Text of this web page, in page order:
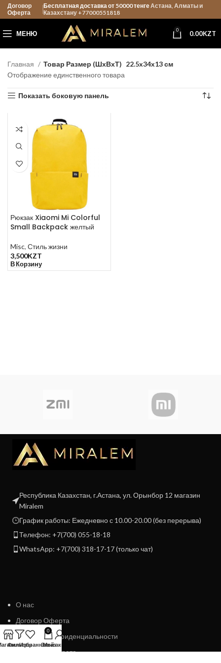
Договор
Оферта
Бесплатная доставка от 50000 тенгеАстана, Алматы и
Казахстану +77000551818
МЕНЮ 0 0.00KZT
Главная Товар Размер (ШхВхТ) 22.5x34x13 см
Отображение единственного товара
Показать боковую панель
Рюкзак Xiaomi Mi Colorful
Small Backpack желтый
Misc, Стиль жизни
3,500KZT
В Корзину
Республика Казахстан, г.Астана, ул. Орынбор 12 магазин
Miralem
График работы: Ежедневно с 10.00-20.00 (без перерыва)
Телефон: +7(700) 055-18-18
WhatsApp: +7(700) 318-17-17 (только чат)
О нас
Договор Оферта
Политика конфиденциальности
Политика возврата
ФильтрыИзбранное
0
Заказ
Мой аккаунт